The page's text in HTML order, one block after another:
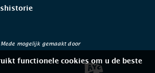
Mede mogelijk gemaakt door
functionele cookies om u de beste